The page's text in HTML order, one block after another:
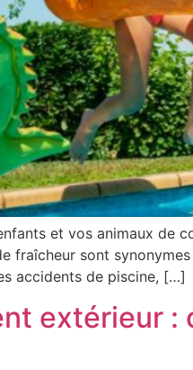
et vos animaux de
fraîcheur sont
accidents de piscine, […]
extérieur :